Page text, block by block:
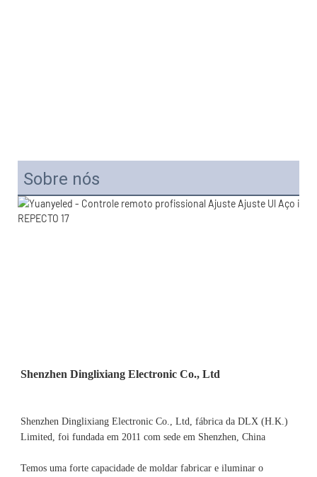
Sobre nós
Shenzhen Dinglixiang Electronic Co., Ltd, fábrica da DLX (H.K.)
Limited, foi fundada em 2011 com sede em Shenzhen, China
Temos uma forte capacidade de moldar fabricar e iluminar o